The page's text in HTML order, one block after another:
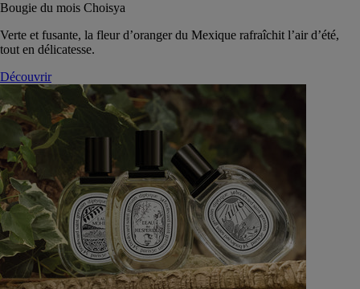
Bougie du mois Choisya
Verte et fusante, la fleur d’oranger du Mexique rafraîchit l’air d’été,
tout en délicatesse.
Découvrir